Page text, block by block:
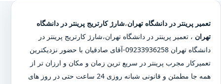
تعمیر پرینتر در دانشگاه تهران،شارژ کارتریج پرینتر در دانشگاه
تهران ، تعمیر پرینتر در دانشگاه تهران،شارژ کارتریج پرینتر در
دانشگاه تهران
09233936258-آقای صادقیان با حضور نزدیکترین
تعمیرکار مجرب پرینتر در سریع ترین زمان و مکان و ارزان تر از
همه جا مطمئن و قانونی شبانه روزی 24 ساعت حتی در روز های